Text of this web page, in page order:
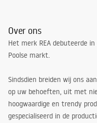
Over ons
Het merk REA debuteerde
Poolse markt.
Sindsdien breiden wij ons
op uw behoeften, uit met
hoogwaardige en trendy
gespecialiseerd in de